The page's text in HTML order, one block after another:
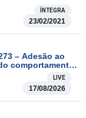
ÍNTEGRA
23/02/2021
– Adesão ao
comportamento,
Artificial
LIVE
17/08/2026